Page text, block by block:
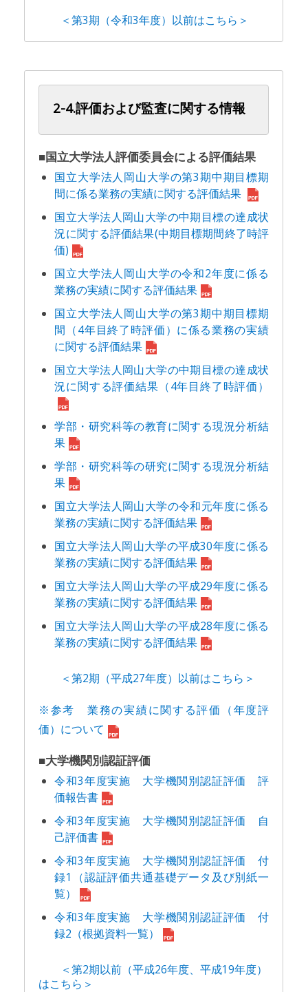
＜第3期（令和3年度）以前はこちら＞
2-4.評価および監査に関する情報
■国立大学法人評価委員会による評価結果
国立大学法人岡山大学の第3期中期目標期
間に係る業務の実績に関する評価結果
国立大学法人岡山大学の中期目標の達成状
況に関する評価結果(中期目標期間終了時評
価)
国立大学法人岡山大学の令和2年度に係る
業務の実績に関する評価結果
国立大学法人岡山大学の第3期中期目標期
間（4年目終了時評価）に係る業務の実績
に関する評価結果
国立大学法人岡山大学の中期目標の達成状
況に関する評価結果（4年目終了時評価）
学部・研究科等の教育に関する現況分析結
果
学部・研究科等の研究に関する現況分析結
果
国立大学法人岡山大学の令和元年度に係る
業務の実績に関する評価結果
国立大学法人岡山大学の平成30年度に係る
業務の実績に関する評価結果
国立大学法人岡山大学の平成29年度に係る
業務の実績に関する評価結果
国立大学法人岡山大学の平成28年度に係る
業務の実績に関する評価結果
＜第2期（平成27年度）以前はこちら＞
※参考 業務の実績に関する評価（年度評
価）について
■大学機関別認証評価
令和3年度実施 大学機関別認証評価 評
価報告書
令和3年度実施 大学機関別認証評価 自
己評価書
令和3年度実施 大学機関別認証評価 付
録1（認証評価共通基礎データ及び別紙一
覧）
令和3年度実施 大学機関別認証評価 付
録2（根拠資料一覧）
＜第2期以前（平成26年度、平成19年度）
はこちら＞